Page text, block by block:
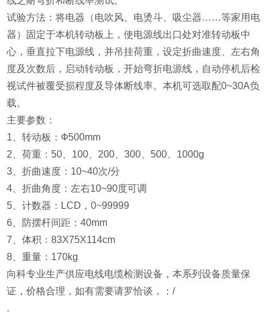
试验方法：将电器（电吹风、电烫斗、吸尘器……等家用电
器）固定于本机转动板上，使电源线出口处对准转动板中
心，垂直拉下电源线，并吊挂荷重，设定折曲速度、左右角
度及次数后，启动转动板，开始弯折电源线，自动停机后检
视试件被覆受损程度及导体断线率。本机可选取配0~30A负
载。
主要参数：
1、转动板：Ф500mm
2、荷重：50、100、200、300、500、1000g
3、折曲速度：10~40次/分
4、折曲角度：左右10~90度可调
5、计数器：LCD，0~99999
6、防摆杆间距：40mm
7、体积：83Χ75Χ114cm
8、重量：170kg
向科专业生产供应电线电缆检测设备，本系列设备质量保
证，价格合理，如有需要请罗恰谈，：/
.